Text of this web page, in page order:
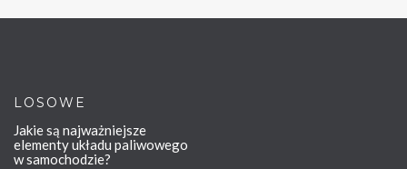
LOSOWE
Jakie są najważniejsze
elementy układu paliwowego
w samochodzie?